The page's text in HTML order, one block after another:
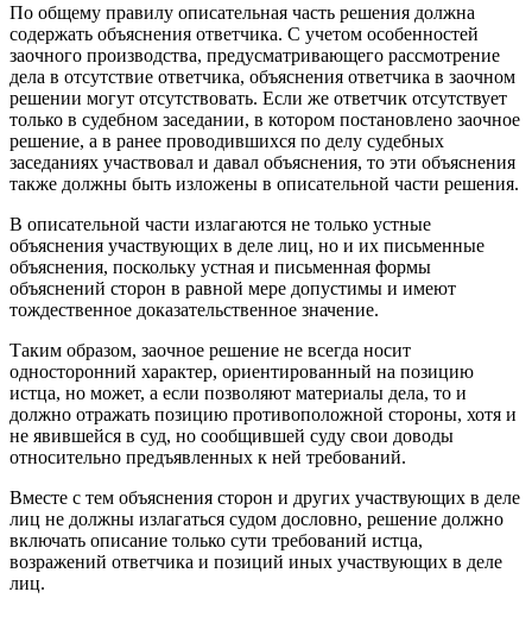
По общему правилу описательная часть решения должна
содержать объяснения ответчика. С учетом особенностей
заочного производства, предусматривающего рассмотрение
дела в отсутствие ответчика, объяснения ответчика в заочном
решении могут отсутствовать. Если же ответчик отсутствует
только в судебном заседании, в котором постановлено заочное
решение, а в ранее проводившихся по делу судебных
заседаниях участвовал и давал объяснения, то эти объяснения
также должны быть изложены в описательной части решения.
В описательной части излагаются не только устные
объяснения участвующих в деле лиц, но и их письменные
объяснения, поскольку устная и письменная формы
объяснений сторон в равной мере допустимы и имеют
тождественное доказательственное значение.
Таким образом, заочное решение не всегда носит
односторонний характер, ориентированный на позицию
истца, но может, а если позволяют материалы дела, то и
должно отражать позицию противоположной стороны, хотя и
не явившейся в суд, но сообщившей суду свои доводы
относительно предъявленных к ней требований.
Вместе с тем объяснения сторон и других участвующих в деле
лиц не должны излагаться судом дословно, решение должно
включать описание только сути требований истца,
возражений ответчика и позиций иных участвующих в деле
лиц.